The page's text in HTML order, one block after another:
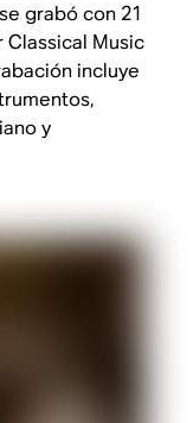
grabó con 21
Classical Music
incluye
y